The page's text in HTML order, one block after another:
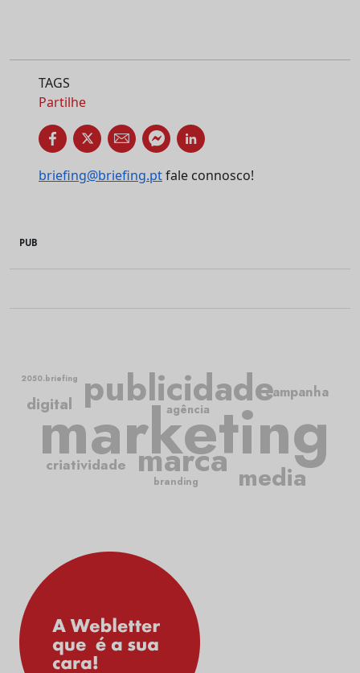
TAGS
Partilhe
briefing@briefing.ptfale connosco!
PUB
marketing
publicidade
marca
criatividade
campanha
media
agência
digital
2050.briefing
branding